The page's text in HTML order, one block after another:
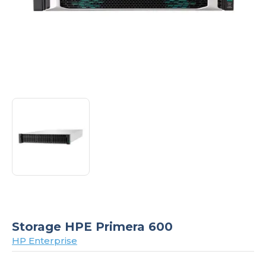
Storage HPE Primera 600
HP Enterprise